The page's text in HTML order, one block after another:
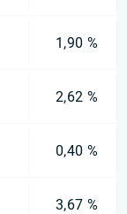
1,90 %
2,62 %
0,40 %
3,67 %